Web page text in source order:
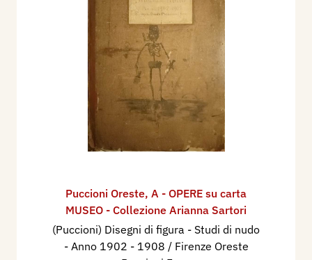
Puccioni Oreste, A - OPERE su carta
MUSEO - Collezione Arianna Sartori
(Puccioni) Disegni di figura - Studi di nudo
- Anno 1902 - 1908 / Firenze Oreste